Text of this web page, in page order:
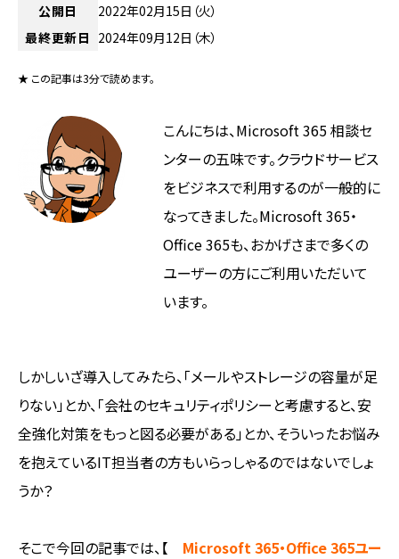
公開日
2022年02月15日（火）
最終更新日 2024年09月12日（木）
★ この記事は3分で読めます。
こんにちは、Microsoft 365 相談セ
ンターの五味です。クラウドサービス
をビジネスで利用するのが一般的に
なってきました。Microsoft 365・
Office 365も、おかげさまで多くの
ユーザーの方にご利用いただいて
います。
しかしいざ導入してみたら、「メールやストレージの容量が足
りない」とか、「会社のセキュリティポリシーと考慮すると、安
全強化対策をもっと図る必要がある」とか、そういったお悩み
を抱えているIT担当者の方もいらっしゃるのではないでしょ
うか？
そこで今回の記事では、【 Microsoft 365・Office 365ユー